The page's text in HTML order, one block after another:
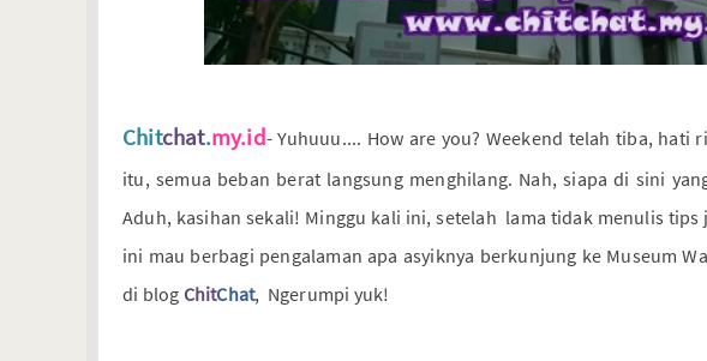
Chitchat.my.id- Yuhuuu.... How are you? Weekend telah tiba, hati
itu, semua beban berat langsung menghilang. Nah, siapa di sini
Aduh, kasihan sekali! Minggu kali ini, setelah lama tidak menulis
ini mau berbagi pengalaman apa asyiknya berkunjung ke Museum
di blog ChitChat, Ngerumpi yuk!